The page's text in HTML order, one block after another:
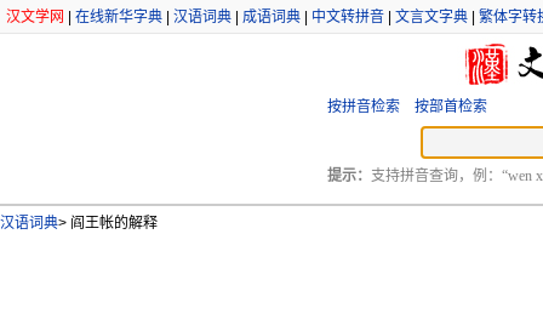
汉文学网 在线新华字典 汉语词典 成语词典 中文转拼音 文言文字典 繁体字转
按拼音检索 按部首检索
提示： 支持拼音查询，例：“wen
汉语词典> 阎王帐的解释